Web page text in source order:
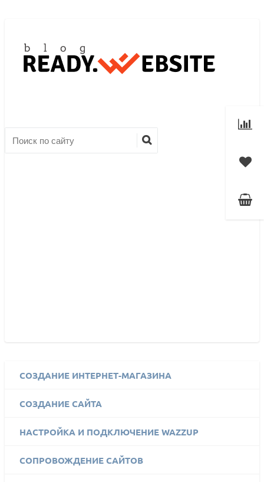
СОЗДАНИЕ ИНТЕРНЕТ-МАГАЗИНА
СОЗДАНИЕ САЙТА
НАСТРОЙКА И ПОДКЛЮЧЕНИЕ WAZZUP
СОПРОВОЖДЕНИЕ САЙТОВ